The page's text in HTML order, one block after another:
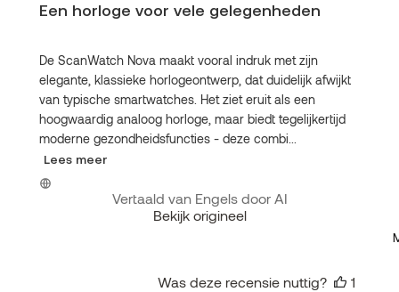
Een horloge voor vele gelegenheden
De ScanWatch Nova maakt vooral indruk met zijn
elegante, klassieke horlogeontwerp, dat duidelijk afwijkt
van typische smartwatches. Het ziet eruit als een
hoogwaardig analoog horloge, maar biedt tegelijkertijd
moderne gezondheidsfuncties - deze combi...
Lees meer
Vertaald van Engels door AI
Bekijk origineel
Was deze recensie nuttig?
1